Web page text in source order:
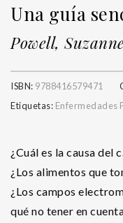
Una guía
Powell,
ISBN: 9788416579471
Etiquetas: Enfermedades
¿Cuál es la causa del
¿Los alimentos que
¿Los campos
qué no tener en